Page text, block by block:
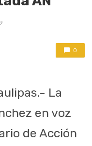
0
La
en voz
de Acción